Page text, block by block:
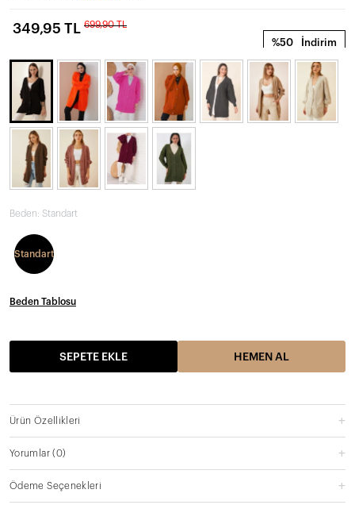
%50 İndirim
349,95 TL 699,90 TL
Beden: Standart
Standart
Beden Tablosu
SEPETE EKLE HEMEN AL
Ürün Özellikleri
Yorumlar(0)
Ödeme Seçenekleri